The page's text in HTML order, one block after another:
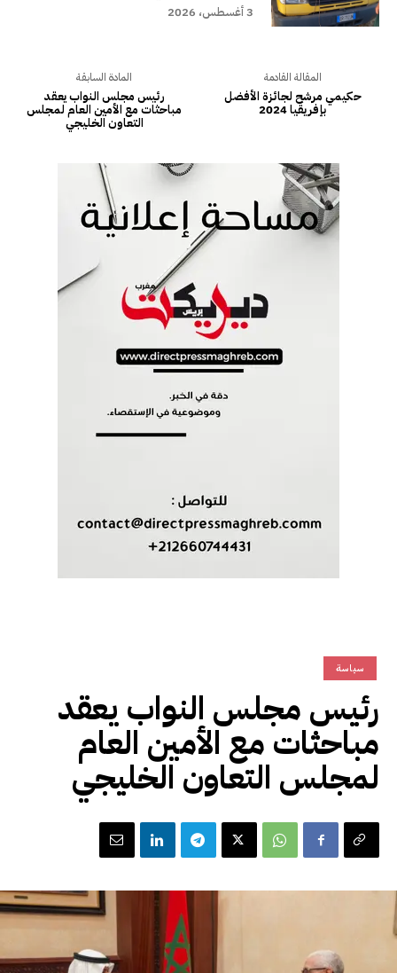
3 أغسطس، 2026
المادة السابقة
رئيس مجلس النواب يعقد
مباحثات مع الأمين العام لمجلس
التعاون الخليجي
المقالة القادمة
حكيمي مرشح لجائزة الأفضل
بإفريقيا 2024